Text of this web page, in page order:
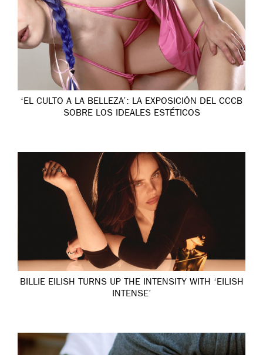
‘EL CULTO A LA BELLEZA’: LA EXPOSICIÓN DEL CCCB
SOBRE LOS IDEALES ESTÉTICOS
BILLIE EILISH TURNS UP THE INTENSITY WITH ‘EILISH
INTENSE’